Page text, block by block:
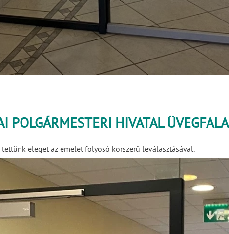
POLGÁRMESTERI HIVATAL ÜVEGFALA
eleget az emelet folyosó korszerű leválasztásával.